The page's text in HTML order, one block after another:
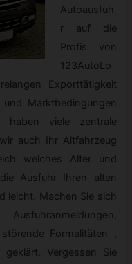
Autoausfuh
r auf die
Profis von
123AutoLo
Exporttätigkeit
Marktbedingungen
haben viele zentrale
auch Ihr Altfahrzeug
welches Alter und
Ausfuhr Ihren alten
leicht. Machen Sie sich
Formalitäten ,
Vergessen Sie